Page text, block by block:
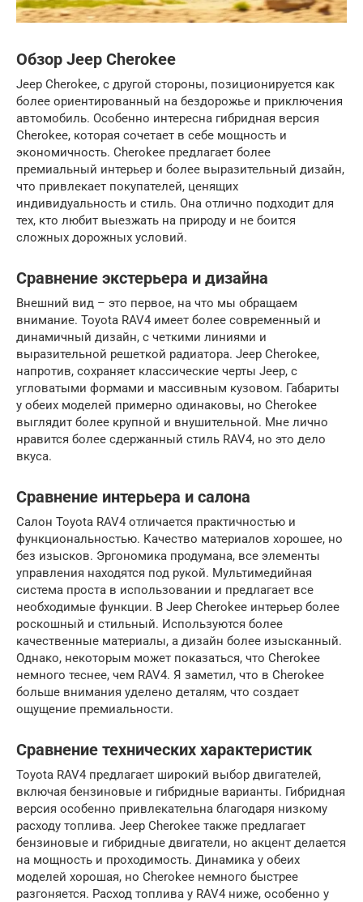
Обзор Jeep Cherokee
Jeep Cherokee, с другой стороны, позиционируется как
более ориентированный на бездорожье и приключения
автомобиль. Особенно интересна гибридная версия
Cherokee, которая сочетает в себе мощность и
экономичность. Cherokee предлагает более
премиальный интерьер и более выразительный дизайн,
что привлекает покупателей, ценящих
индивидуальность и стиль. Она отлично подходит для
тех, кто любит выезжать на природу и не боится
сложных дорожных условий.
Сравнение экстерьера и дизайна
Внешний вид – это первое, на что мы обращаем
внимание. Toyota RAV4 имеет более современный и
динамичный дизайн, с четкими линиями и
выразительной решеткой радиатора. Jeep Cherokee,
напротив, сохраняет классические черты Jeep, с
угловатыми формами и массивным кузовом. Габариты
у обеих моделей примерно одинаковы, но Cherokee
выглядит более крупной и внушительной. Мне лично
нравится более сдержанный стиль RAV4, но это дело
вкуса.
Сравнение интерьера и салона
Салон Toyota RAV4 отличается практичностью и
функциональностью. Качество материалов хорошее, но
без изысков. Эргономика продумана, все элементы
управления находятся под рукой. Мультимедийная
система проста в использовании и предлагает все
необходимые функции. В Jeep Cherokee интерьер более
роскошный и стильный. Используются более
качественные материалы, а дизайн более изысканный.
Однако, некоторым может показаться, что Cherokee
немного теснее, чем RAV4. Я заметил, что в Cherokee
больше внимания уделено деталям, что создает
ощущение премиальности.
Сравнение технических характеристик
Toyota RAV4 предлагает широкий выбор двигателей,
включая бензиновые и гибридные варианты. Гибридная
версия особенно привлекательна благодаря низкому
расходу топлива. Jeep Cherokee также предлагает
бензиновые и гибридные двигатели, но акцент делается
на мощность и проходимость. Динамика у обеих
моделей хорошая, но Cherokee немного быстрее
разгоняется. Расход топлива у RAV4 ниже, особенно у